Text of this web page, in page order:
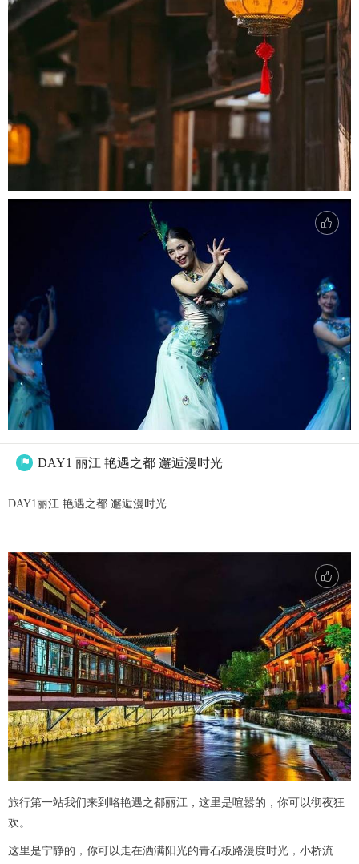
 DAY1 丽江 艳遇之都 邂逅漫时光
DAY1丽江 艳遇之都 邂逅漫时光
旅行第一站我们来到咯艳遇之都丽江，这里是喧嚣的，你可以彻夜狂
欢。
这里是宁静的，你可以走在洒满阳光的青石板路漫度时光，小桥流